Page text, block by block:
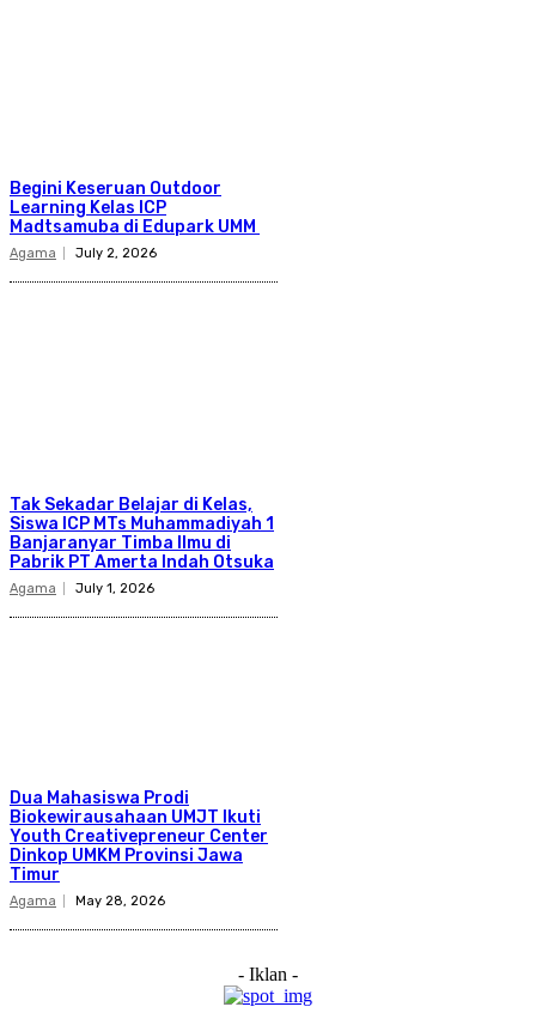
Begini Keseruan Outdoor
Learning Kelas ICP
Madtsamuba di Edupark UMM
Agama July 2, 2026
Tak Sekadar Belajar di Kelas,
Siswa ICP MTs Muhammadiyah 1
Banjaranyar Timba Ilmu di
Pabrik PT Amerta Indah Otsuka
Agama July 1, 2026
Dua Mahasiswa Prodi
Biokewirausahaan UMJT Ikuti
Youth Creativepreneur Center
Dinkop UMKM Provinsi Jawa
Timur
Agama May 28, 2026
- Iklan -